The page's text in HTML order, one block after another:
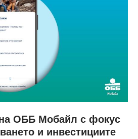
ОББ Мобайл с фокус
и инвестициите